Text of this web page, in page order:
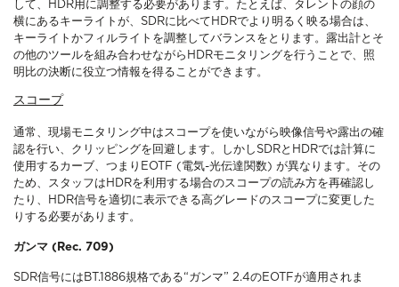
して、HDR用に調整する必要があります。たとえば、タレントの顔の
横にあるキーライトが、SDRに比べてHDRでより明るく映る場合は、
キーライトかフィルライトを調整してバランスをとります。露出計とそ
の他のツールを組み合わせながらHDRモニタリングを行うことで、照
明比の決断に役立つ情報を得ることができます。
スコープ
通常、現場モニタリング中はスコープを使いながら映像信号や露出の確
認を行い、クリッピングを回避します。しかしSDRとHDRでは計算に
使用するカーブ、つまりEOTF (電気-光伝達関数) が異なります。その
ため、スタッフはHDRを利用する場合のスコープの読み方を再確認し
たり、HDR信号を適切に表示できる高グレードのスコープに変更した
りする必要があります。
ガンマ (Rec. 709)
SDR信号にはBT.1886規格である“ガンマ” 2.4のEOTFが適用されま